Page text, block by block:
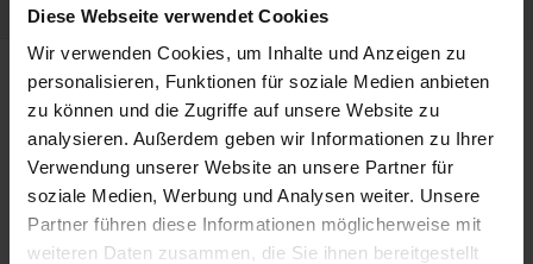
Diese Webseite verwendet Cookies
Wir verwenden Cookies, um Inhalte und Anzeigen zu
personalisieren, Funktionen für soziale Medien anbieten
zu können und die Zugriffe auf unsere Website zu
analysieren. Außerdem geben wir Informationen zu Ihrer
Verwendung unserer Website an unsere Partner für
soziale Medien, Werbung und Analysen weiter. Unsere
Partner führen diese Informationen möglicherweise mit
weiteren Daten zusammen, die Sie ihnen bereitgestellt
Das passende Format für Ihre
Anforderungen
Wir bieten sowohl öffentliche Schulungen als auch
interne Firmenschulungen an.